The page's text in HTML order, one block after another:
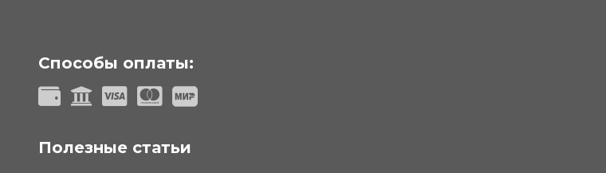
Способы оплаты:
Полезные статьи